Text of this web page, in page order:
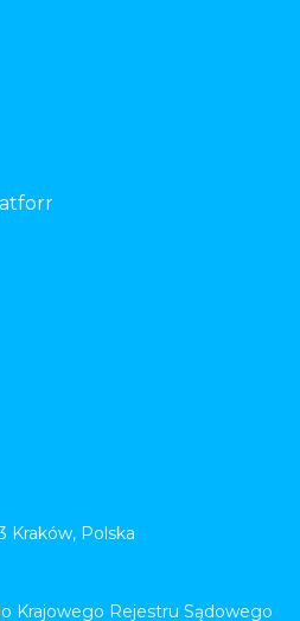
Kraków, Polska
Krajowego Rejestru Sądowego